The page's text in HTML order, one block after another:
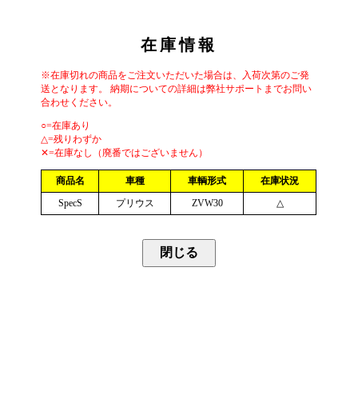
在庫情報
※在庫切れの商品をご注文いただいた場合は、入荷次第のご発
送となります。 納期についての詳細は弊社サポートまでお問い
合わせください。
○=在庫あり
△=残りわずか
✕=在庫なし（廃番ではございません）
商品名 車種 車輌形式
在庫状況
SpecS
プリウス ZVW30 △